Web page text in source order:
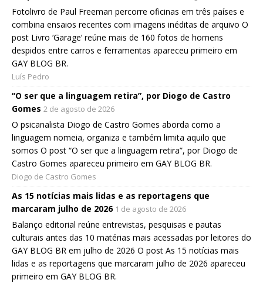
Fotolivro de Paul Freeman percorre oficinas em três países e
combina ensaios recentes com imagens inéditas de arquivo O
post Livro ‘Garage’ reúne mais de 160 fotos de homens
despidos entre carros e ferramentas apareceu primeiro em
GAY BLOG BR.
Luís Pedro
“O ser que a linguagem retira”, por Diogo de Castro
Gomes 2 de agosto de 2026
O psicanalista Diogo de Castro Gomes aborda como a
linguagem nomeia, organiza e também limita aquilo que
somos O post “O ser que a linguagem retira”, por Diogo de
Castro Gomes apareceu primeiro em GAY BLOG BR.
Diogo de Castro Gomes
As 15 notícias mais lidas e as reportagens que
marcaram julho de 2026 1 de agosto de 2026
Balanço editorial reúne entrevistas, pesquisas e pautas
culturais antes das 10 matérias mais acessadas por leitores do
GAY BLOG BR em julho de 2026 O post As 15 notícias mais
lidas e as reportagens que marcaram julho de 2026 apareceu
primeiro em GAY BLOG BR.